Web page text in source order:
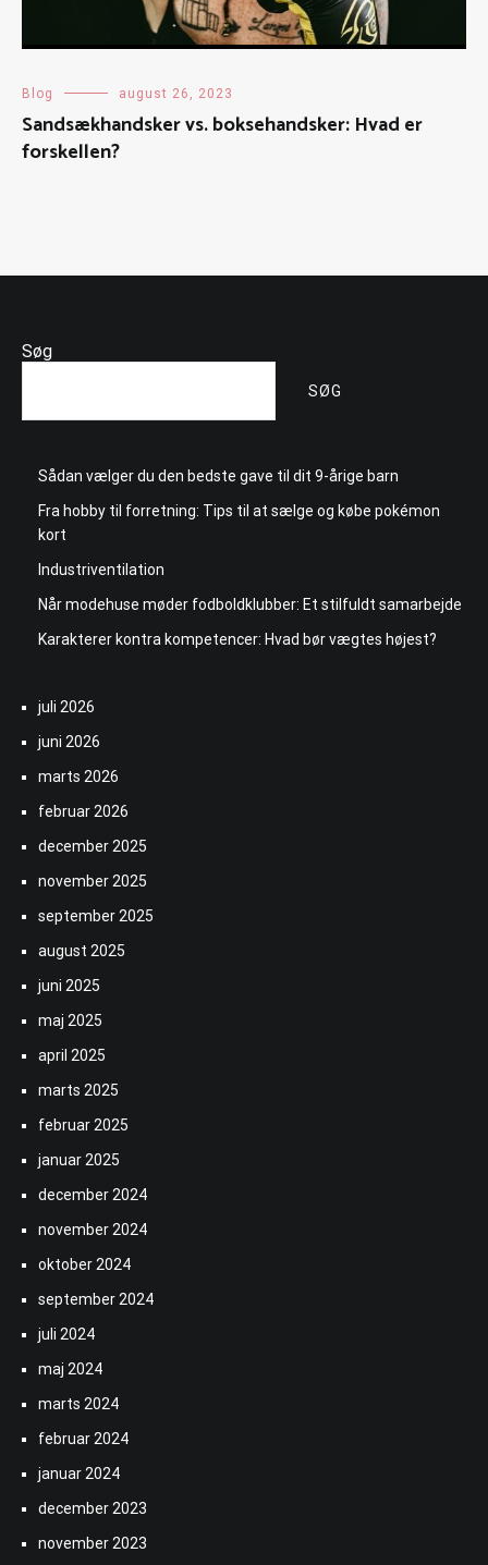
Blog august 26, 2023
Sandsækhandsker vs. boksehandsker: Hvad er
forskellen?
Søg
SØG
Sådan vælger du den bedste gave til dit 9-årige barn
Fra hobby til forretning: Tips til at sælge og købe pokémon
kort
Industriventilation
Når modehuse møder fodboldklubber: Et stilfuldt samarbejde
Karakterer kontra kompetencer: Hvad bør vægtes højest?
juli 2026
juni 2026
marts 2026
februar 2026
december 2025
november 2025
september 2025
august 2025
juni 2025
maj 2025
april 2025
marts 2025
februar 2025
januar 2025
december 2024
november 2024
oktober 2024
september 2024
juli 2024
maj 2024
marts 2024
februar 2024
januar 2024
december 2023
november 2023